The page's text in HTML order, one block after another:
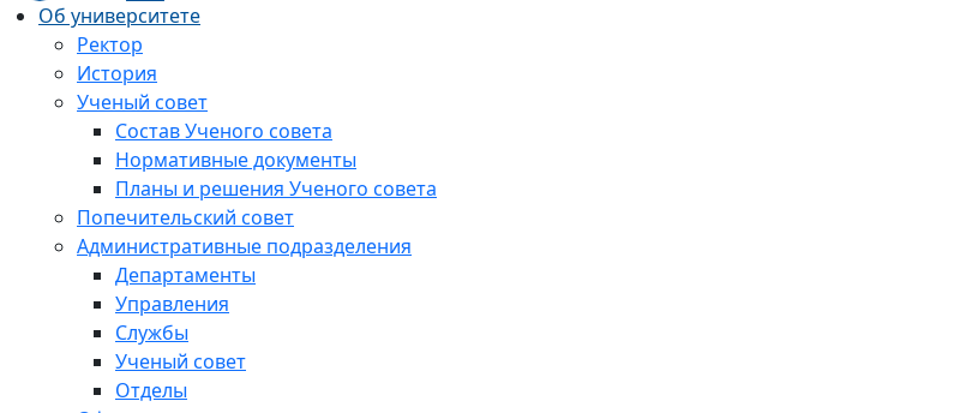
Об университете
Ректор
История
Ученый совет
Состав Ученого совета
Нормативные документы
Планы и решения Ученого совета
Попечительский совет
Административные подразделения
Департаменты
Управления
Службы
Ученый совет
Отделы